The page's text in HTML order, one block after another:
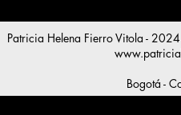
Patricia Helena Fierro Vitola -
Bogotá -